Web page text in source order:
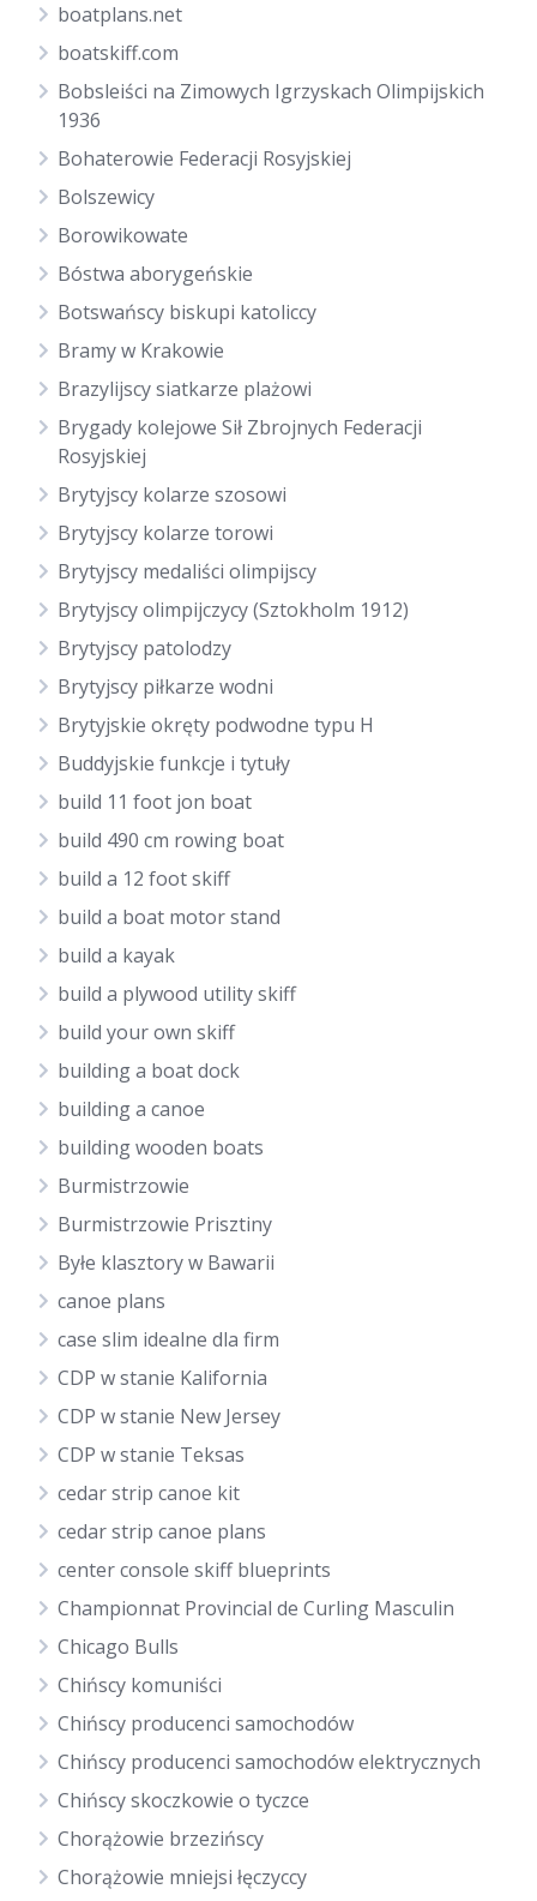
boatplans.net
boatskiff.com
Bobsleiści na Zimowych Igrzyskach Olimpijskich
1936
Bohaterowie Federacji Rosyjskiej
Bolszewicy
Borowikowate
Bóstwa aborygeńskie
Botswańscy biskupi katoliccy
Bramy w Krakowie
Brazylijscy siatkarze plażowi
Brygady kolejowe Sił Zbrojnych Federacji
Rosyjskiej
Brytyjscy kolarze szosowi
Brytyjscy kolarze torowi
Brytyjscy medaliści olimpijscy
Brytyjscy olimpijczycy (Sztokholm 1912)
Brytyjscy patolodzy
Brytyjscy piłkarze wodni
Brytyjskie okręty podwodne typu H
Buddyjskie funkcje i tytuły
build 11 foot jon boat
build 490 cm rowing boat
build a 12 foot skiff
build a boat motor stand
build a kayak
build a plywood utility skiff
build your own skiff
building a boat dock
building a canoe
building wooden boats
Burmistrzowie
Burmistrzowie Prisztiny
Byłe klasztory w Bawarii
canoe plans
case slim idealne dla firm
CDP w stanie Kalifornia
CDP w stanie New Jersey
CDP w stanie Teksas
cedar strip canoe kit
cedar strip canoe plans
center console skiff blueprints
Championnat Provincial de Curling Masculin
Chicago Bulls
Chińscy komuniści
Chińscy producenci samochodów
Chińscy producenci samochodów elektrycznych
Chińscy skoczkowie o tyczce
Chorążowie brzezińscy
Chorążowie mniejsi łęczyccy